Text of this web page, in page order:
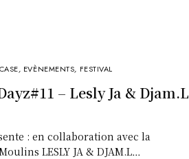
, EVÈNEMENTS, FESTIVAL
– Lesly Ja & Djam.L
: en collaboration avec la
LESLY JA & DJAM.L…